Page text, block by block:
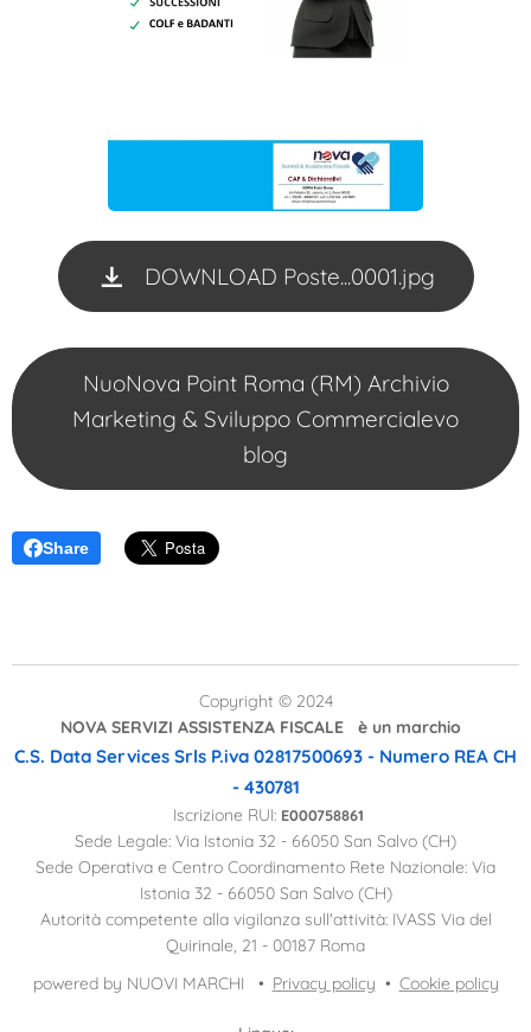
DOWNLOAD Poste...0001.jpg
NuoNova Point Roma (RM) Archivio
Marketing & Sviluppo Commercialevo
blog
Share
Copyright © 2024
NOVA SERVIZI ASSISTENZA FISCALE è un marchio
C.S. Data Services Srls P.iva 02817500693 - Numero REA CH
- 430781
Iscrizione RUI: E000758861
Sede Legale: Via Istonia 32 - 66050 San Salvo (CH)
Sede Operativa e Centro Coordinamento Rete Nazionale: Via
Istonia 32 - 66050 San Salvo (CH)
Autorità competente alla vigilanza sull'attività: IVASS Via del
Quirinale, 21 - 00187 Roma
powered by NUOVI MARCHI
Privacy policy Cookie policy